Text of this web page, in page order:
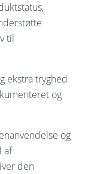
til
ekstra tryghed
og
og
af
den